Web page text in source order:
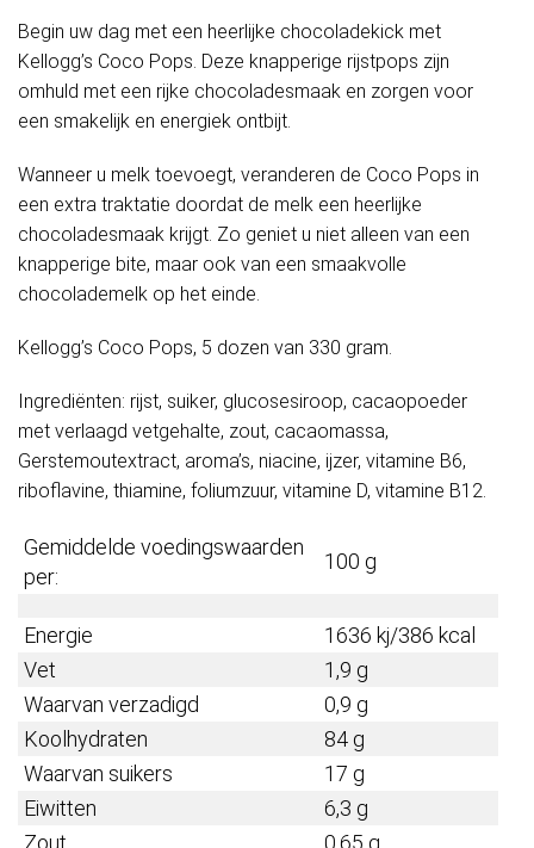
Begin uw dag met een heerlijke chocoladekick met
Kellogg’s Coco Pops. Deze knapperige rijstpops zijn
omhuld met een rijke chocoladesmaak en zorgen voor
een smakelijk en energiek ontbijt.
Wanneer u melk toevoegt, veranderen de Coco Pops in
een extra traktatie doordat de melk een heerlijke
chocoladesmaak krijgt. Zo geniet u niet alleen van een
knapperige bite, maar ook van een smaakvolle
chocolademelk op het einde.
Kellogg’s Coco Pops, 5 dozen van 330 gram.
Ingrediënten: rijst, suiker, glucosesiroop, cacaopoeder
met verlaagd vetgehalte, zout, cacaomassa,
Gerstemoutextract, aroma’s, niacine, ijzer, vitamine B6,
riboflavine, thiamine, foliumzuur, vitamine D, vitamine B12.
Gemiddelde voedingswaarden
per:
100 g
Energie
1636 kj/386 kcal
Vet
1,9 g
Waarvan verzadigd
0,9 g
Koolhydraten
84 g
Waarvan suikers
17 g
Eiwitten
6,3 g
Zout
0,65 g